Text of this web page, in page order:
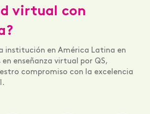
virtual con
institución en América Latina en
enseñanza virtual por QS,
compromiso con la excelencia